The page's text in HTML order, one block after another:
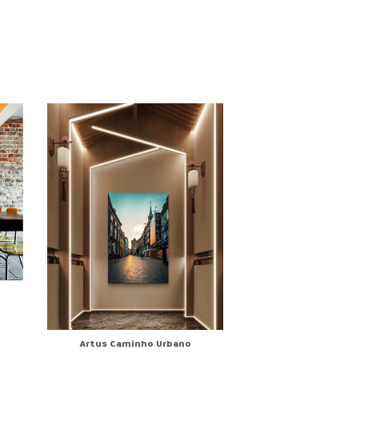
Artus Caminho Urbano